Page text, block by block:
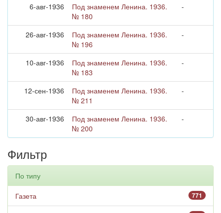
6-авг-1936
Под знаменем Ленина. 1936.
№ 180
-
26-авг-1936
Под знаменем Ленина. 1936.
№ 196
-
10-авг-1936
Под знаменем Ленина. 1936.
№ 183
-
12-сен-1936
Под знаменем Ленина. 1936.
№ 211
-
30-авг-1936
Под знаменем Ленина. 1936.
№ 200
-
Фильтр
По типу
771
Газета